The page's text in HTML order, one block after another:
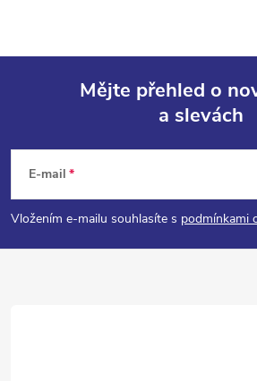
p
Mějte přehled o
a slevách
E-mail
Vložením e-mailu souhlasíte s podmínkami